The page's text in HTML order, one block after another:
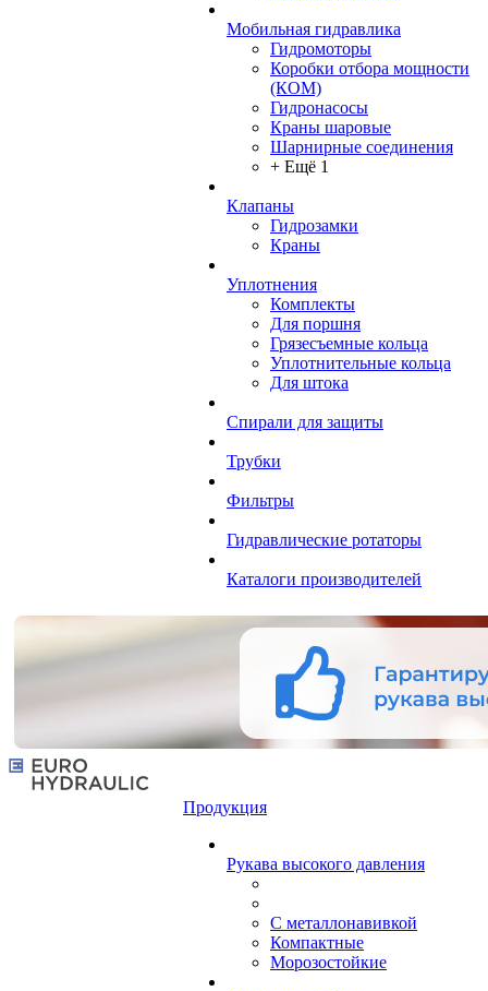
Мобильная гидравлика
Гидромоторы
Коробки отбора мощности
(КОМ)
Гидронасосы
Краны шаровые
Шарнирные соединения
+ Ещё 1
Клапаны
Гидрозамки
Краны
Уплотнения
Комплекты
Для поршня
Грязесъемные кольца
Уплотнительные кольца
Для штока
Спирали для защиты
Трубки
Фильтры
Гидравлические ротаторы
Каталоги производителей
Продукция
Рукава высокого давления
С металлонавивкой
Компактные
Морозостойкие